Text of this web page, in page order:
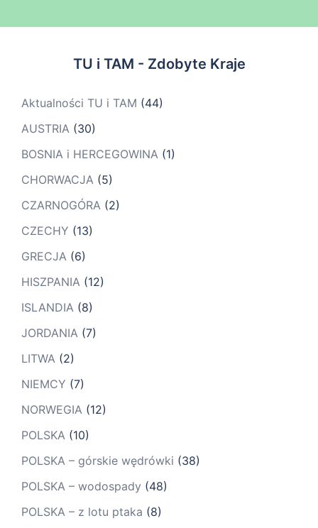
TU i TAM - Zdobyte Kraje
Aktualności TU i TAM (44)
AUSTRIA (30)
BOSNIA i HERCEGOWINA (1)
CHORWACJA (5)
CZARNOGÓRA (2)
CZECHY (13)
GRECJA (6)
HISZPANIA (12)
ISLANDIA (8)
JORDANIA (7)
LITWA (2)
NIEMCY (7)
NORWEGIA (12)
POLSKA (10)
POLSKA – górskie wędrówki (38)
POLSKA – wodospady (48)
POLSKA – z lotu ptaka (8)